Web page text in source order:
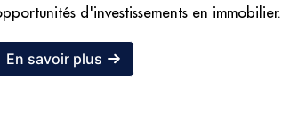
d'investissements en immobilier.
En savoir plus